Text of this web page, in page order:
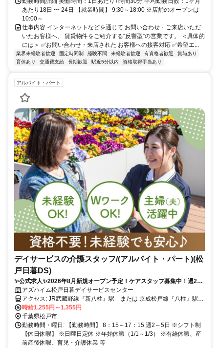
あたり18日 〜 24日 【就業時間】 9:30～18:00 ※店舗のオープンは
10:00～
仕事内容 インターネットなどを通じて お問い合わせ・ご来店いただ
いたお客様へ、 賃貸物件をご紹介する“反響型”の営業です。 ＜具体的
には＞ ✅お問い合わせ・来店された お客様への接客対応 ✅希望エ...
業界未経験者歓迎 固定時間制 経験不問 未経験者歓迎 有資格者歓迎
賞与あり
育休あり
交通費支給 長期歓迎 駅近5分以内 資格取得手当あり
アルバイト・パート
デイサービスの介護スタッフ/(アルバイト・パート)(松
戸日暮DS)
✨公式求人✨2026年8月新規オープン予定！ケアスタッフ募集中！週2日
勤務から◎幅広い年代のスタッフ活躍！
アズハイム松戸日暮デイサービスセンター
アクセス: JR武蔵野線『新八柱』駅 または 京成松戸線『八柱』駅よ
りとほ8分
時給1,255円～1,355円
千葉県松戸市
勤務時間・曜日: 【勤務時間】 8：15～17：15 週2～5日 ※シフト制
【休日休暇】 ※日曜日定休 ※年始休暇（1/1～1/3） ※有給休暇、産
前産後休暇、育児・介護休業 等